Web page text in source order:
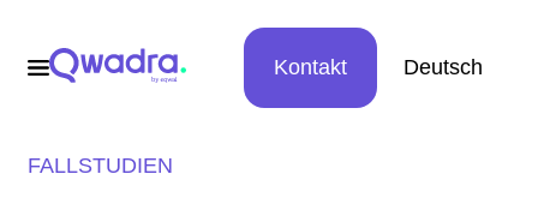
Kontakt Deutsch
FALLSTUDIEN